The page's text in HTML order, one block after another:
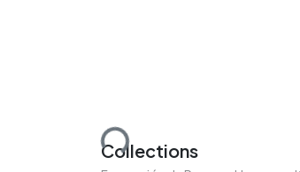
Loading...
Collections